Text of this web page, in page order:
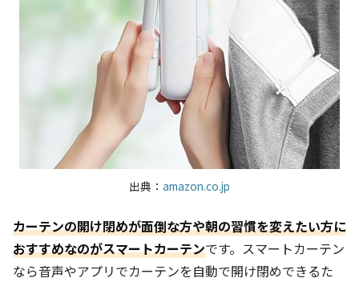
出典： amazon.co.jp
カーテンの開け閉めが面倒な方や朝の習慣を変えたい方に
おすすめなのがスマートカーテンです。スマートカーテン
なら音声やアプリでカーテンを自動で開け閉めできるた